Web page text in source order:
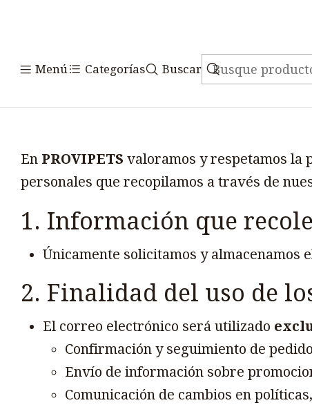
Menú Categorías Buscar
En PROVIPETS valoramos y respetamos la
personales que recopilamos a través de
1. Información que
Únicamente solicitamos y almacenamos
2. Finalidad del uso de
El correo electrónico será utilizado
Confirmación y seguimiento de
Envío de información sobre
Comunicación de cambios en